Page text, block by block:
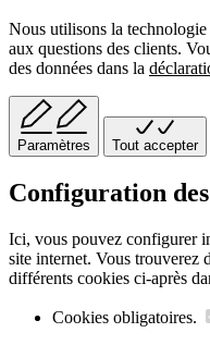
Nous utilisons la
aux questions des clients.
des données dans la
Paramètres Tout accepter
Configuration
Ici, vous pouvez configurer
site internet. Vous trouverez
différents cookies ci-après
Cookies obligatoires.